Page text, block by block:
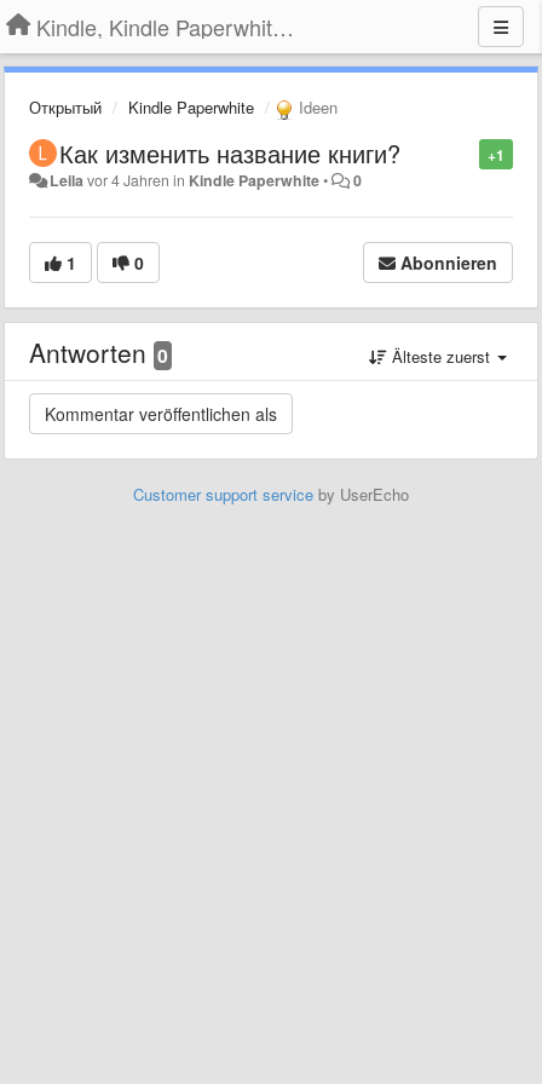
Kindle, Kindle Paperwhite, Kindle Voyage
Открытый Kindle Paperwhite Ideen
+1
Как изменить название книги?
Leila vor 4 Jahren in Kindle Paperwhite• 0
1 0 Abonnieren
Antworten 0 Älteste zuerst
Customer support service by UserEcho